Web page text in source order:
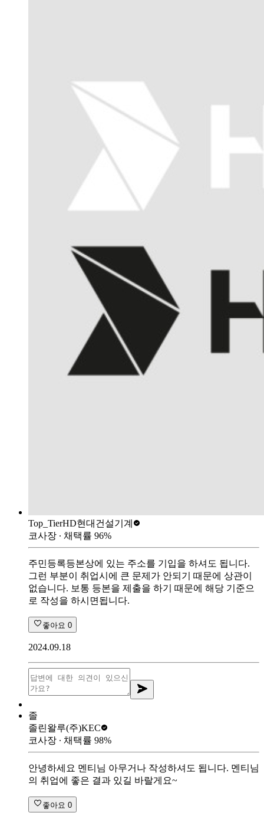
Top_TierHD현대건설기계
코사장 ∙ 채택률 96%
주민등록등본상에 있는 주소를 기입을 하셔도 됩니다.
그런 부분이 취업시에 큰 문제가 안되기 때문에 상관이
없습니다. 보통 등본을 제출을 하기 때문에 해당 기준으
로 작성을 하시면됩니다.
좋아요 0
2024.09.18
졸
졸린왈루(주)KEC
코사장 ∙ 채택률 98%
안녕하세요 멘티님 아무거나 작성하셔도 됩니다. 멘티님
의 취업에 좋은 결과 있길 바랄게요~
좋아요 0